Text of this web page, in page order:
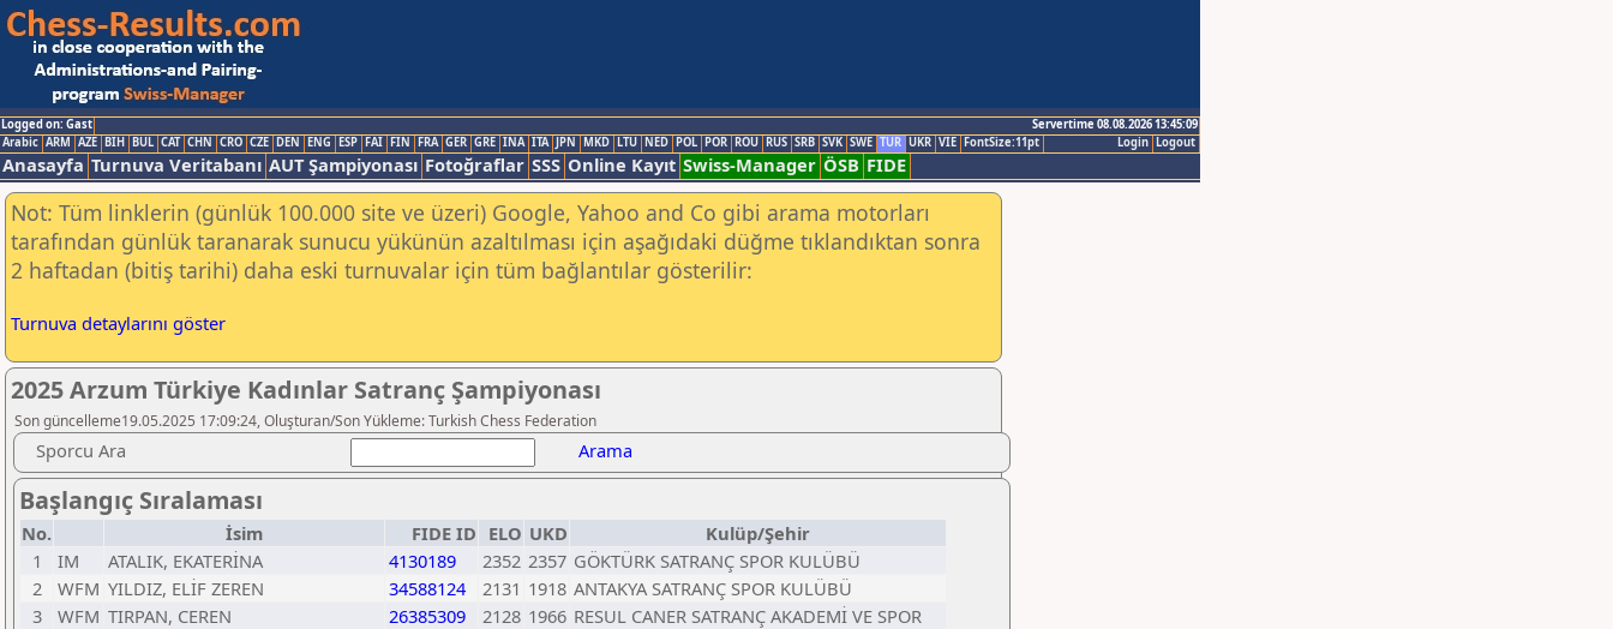
Logged on: Gast
Servertime 08.08.2026 13:45:09
Logout
Login
Arabic ARM AZE BIH BUL CAT CHN CRO CZE DEN ENG ESP FAI FIN FRA GER GRE INA ITA JPN MKD LTU NED POL POR ROU RUS SRB SVK SWE TUR UKR VIE FontSize:11pt
Anasayfa Turnuva Veritabanı AUT Şampiyonası Fotoğraflar SSS Online Kayıt Swiss-Manager ÖSB FIDE
Not: Tüm linklerin (günlük 100.000 site ve üzeri) Google, Yahoo and Co gibi arama motorları
tarafından günlük taranarak sunucu yükünün azaltılması için aşağıdaki düğme tıklandıktan sonra
2 haftadan (bitiş tarihi) daha eski turnuvalar için tüm bağlantılar gösterilir:
Turnuva detaylarını göster
2025 Arzum Türkiye Kadınlar Satranç Şampiyonası
Son güncelleme19.05.2025 17:09:24, Oluşturan/Son Yükleme: Turkish Chess Federation
Sporcu Ara Arama
Başlangıç Sıralaması
No. İsim FIDE ID ELO UKD
Kulüp/Şehir
1
IM ATALIK, EKATERİNA 4130189 2352 2357 GÖKTÜRK SATRANÇ SPOR KULÜBÜ
2
WFM YILDIZ, ELİF ZEREN 34588124 2131 1918 ANTAKYA SATRANÇ SPOR KULÜBÜ
3
WFM TIRPAN, CEREN 26385309 2128 1966 RESUL CANER SATRANÇ AKADEMİ VE SPOR